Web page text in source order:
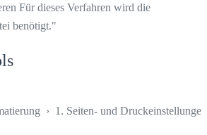
Für dieses Verfahren wird die
benötigt."
› 1. Seiten- und Druckeinstellungen